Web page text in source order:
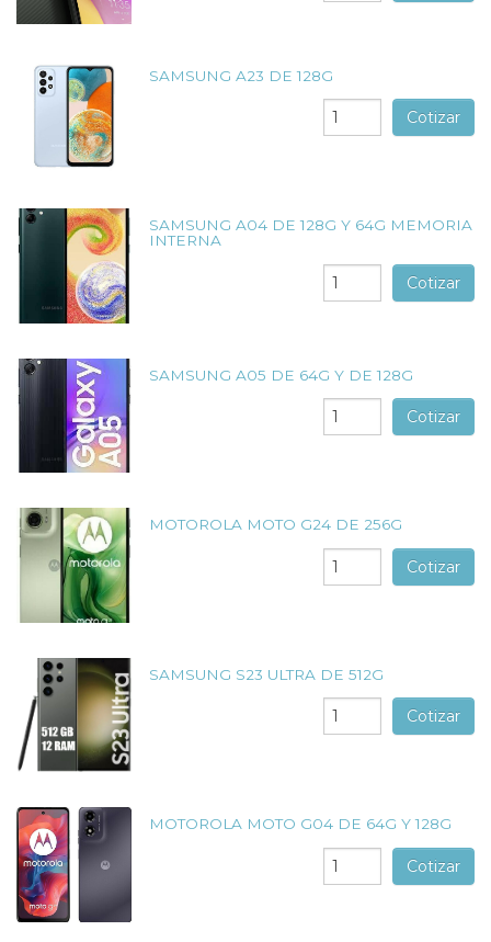
SAMSUNG A23 DE 128G
Cotizar
SAMSUNG A04 DE 128G Y 64G MEMORIA
INTERNA
Cotizar
SAMSUNG A05 DE 64G Y DE 128G
Cotizar
MOTOROLA MOTO G24 DE 256G
Cotizar
SAMSUNG S23 ULTRA DE 512G
Cotizar
MOTOROLA MOTO G04 DE 64G Y 128G
Cotizar